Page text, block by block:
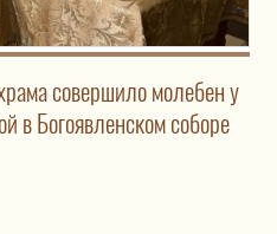
совершило молебен у
в Богоявленском соборе